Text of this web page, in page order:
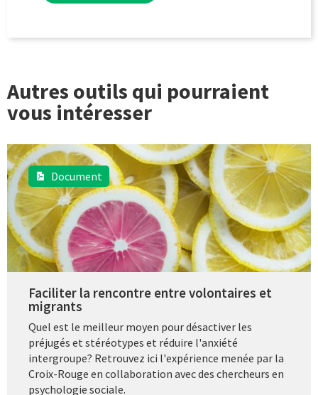
Autres outils qui pourraient
vous intéresser
Document
Faciliter la rencontre entre volontaires et
migrants
Quel est le meilleur moyen pour désactiver les
préjugés et stéréotypes et réduire l'anxiété
intergroupe? Retrouvez ici l'expérience menée par la
Croix-Rouge en collaboration avec des chercheurs en
psychologie sociale.